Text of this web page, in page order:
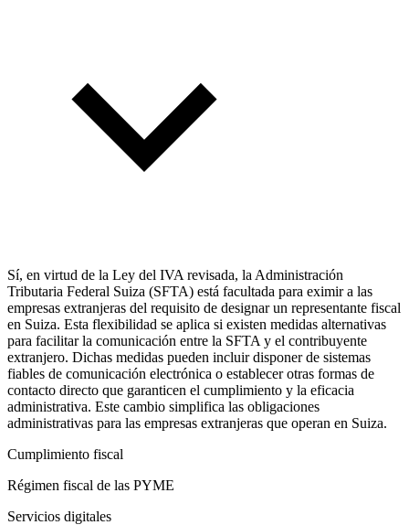
Sí, en virtud de la Ley del IVA revisada, la Administración
Tributaria Federal Suiza (SFTA) está facultada para eximir a las
empresas extranjeras del requisito de designar un representante fiscal
en Suiza. Esta flexibilidad se aplica si existen medidas alternativas
para facilitar la comunicación entre la SFTA y el contribuyente
extranjero. Dichas medidas pueden incluir disponer de sistemas
fiables de comunicación electrónica o establecer otras formas de
contacto directo que garanticen el cumplimiento y la eficacia
administrativa. Este cambio simplifica las obligaciones
administrativas para las empresas extranjeras que operan en Suiza.
Cumplimiento fiscal
Régimen fiscal de las PYME
Servicios digitales